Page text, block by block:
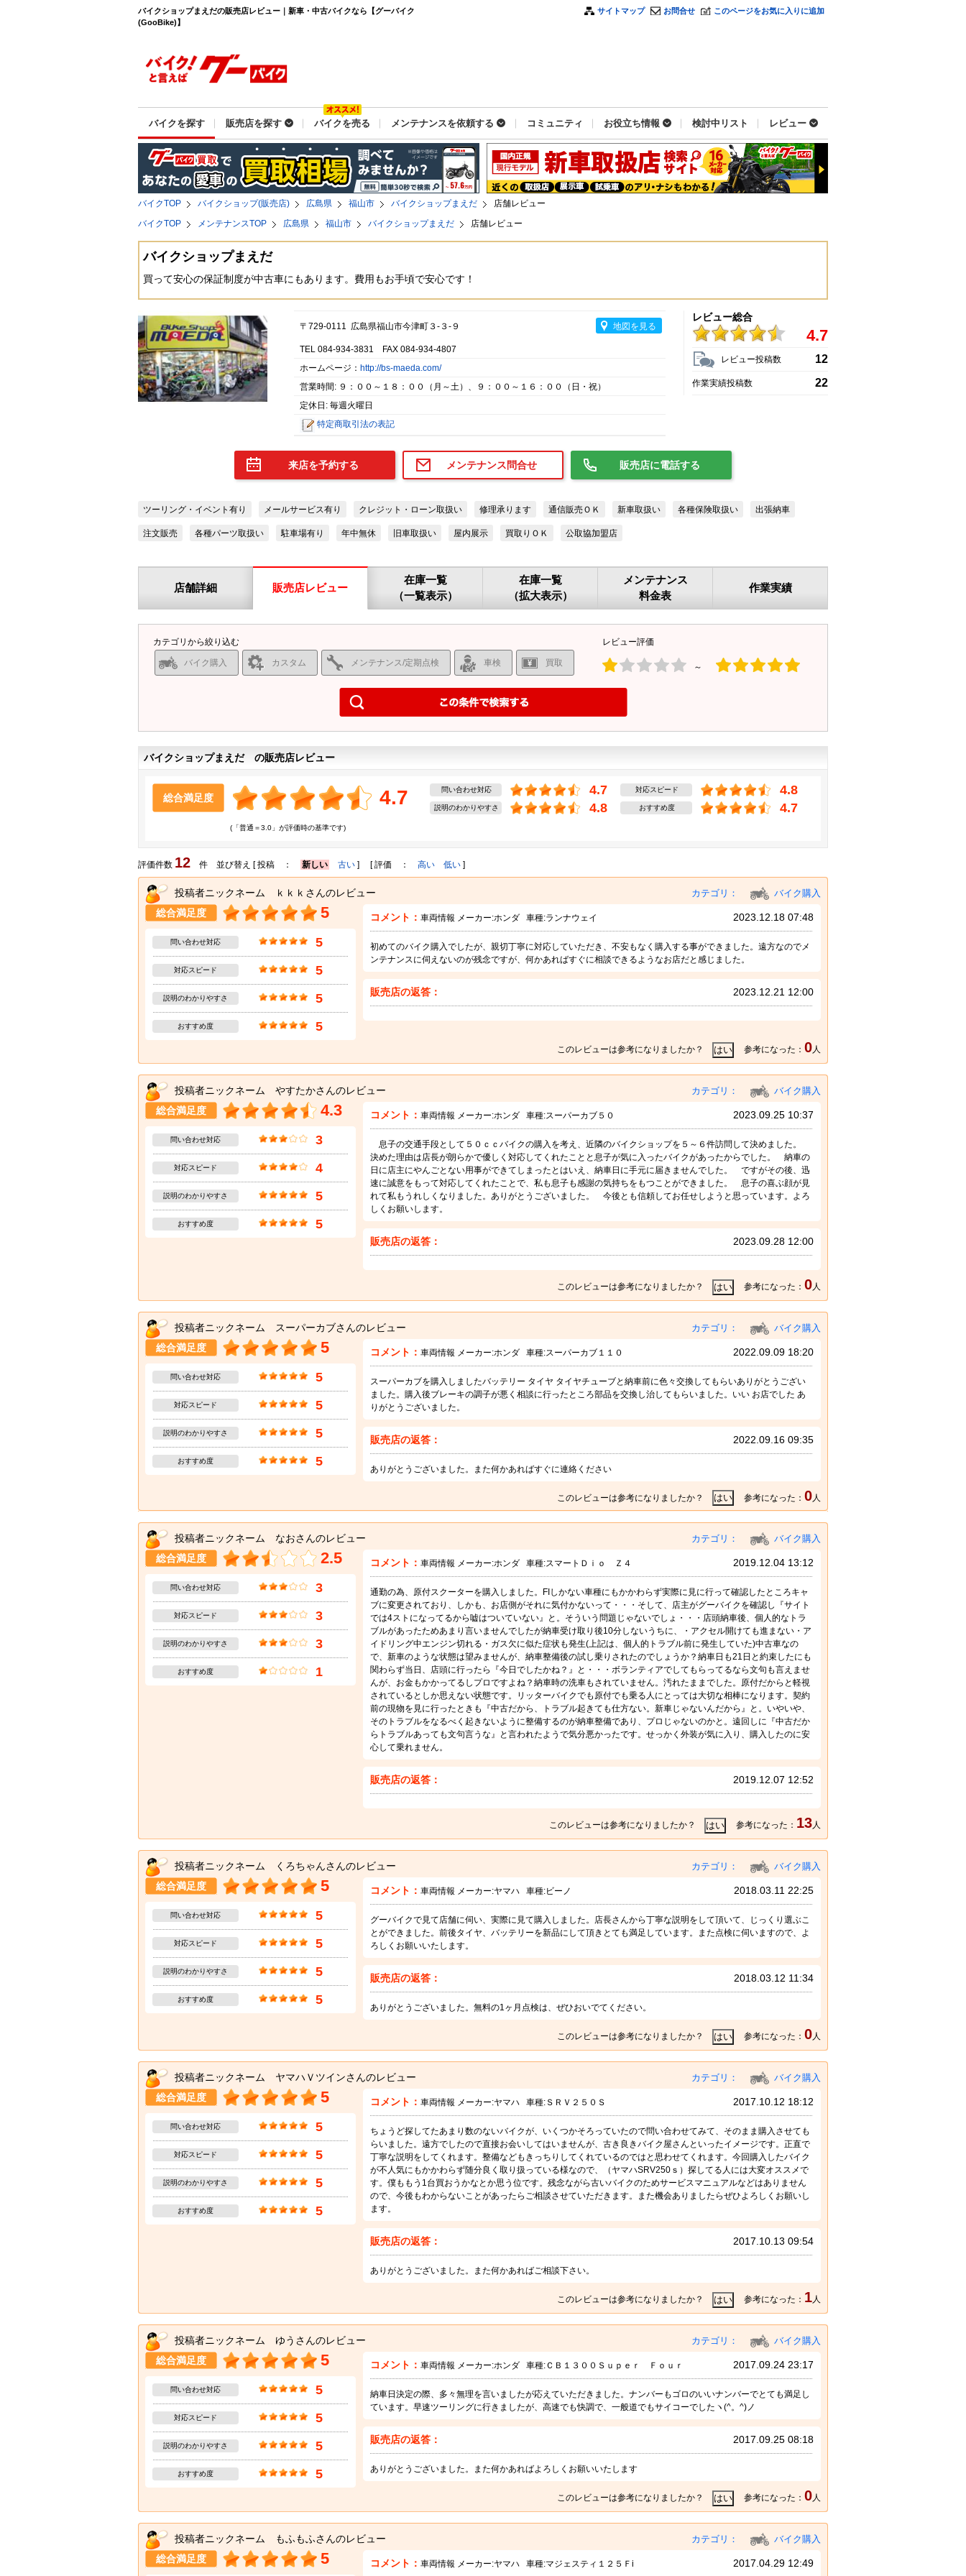
バイクショップまえだの販売店レビュー｜新車・中古バイクなら【グーバイク
(GooBike)】
サイトマップ お問合せ このページをお気に入りに追加
バイクを探す 販売店を探す バイクを売る メンテナンスを依頼する コミュニティ お役立ち情報 検討中リスト レビュー
バイクTOP バイクショップ(販売店) 広島県 福山市 バイクショップまえだ
店舗レビュー
バイクTOP
メンテナンスTOP 広島県 福山市 バイクショップまえだ 店舗レビュー
バイクショップまえだ
買って安心の保証制度が中古車にもあります。費用もお手頃で安心です！
〒729-0111 広島県福山市今津町３-３-９ 地図を見る
TEL 084-934-3831 FAX 084-934-4807
ホームページ： http://bs-maeda.com/
営業時間: ９：００～１８：００（月～土）、９：００～１６：００（日・祝）
定休日: 毎週火曜日
特定商取引法の表記
レビュー総合
4.7
レビュー投稿数 12
作業実績投稿数 22
来店を予約する メンテナンス問合せ 販売店に電話する
ツーリング・イベント有り メールサービス有り クレジット・ローン取扱い 修理承ります 通信販売ＯＫ 新車取扱い 各種保険取扱い 出張納車
注文販売 各種パーツ取扱い 駐車場有り 年中無休 旧車取扱い 屋内展示 買取りＯＫ 公取協加盟店
店舗詳細 販売店レビュー
在庫一覧
（一覧表示）
在庫一覧
（拡大表示）
メンテナンス
料金表
作業実績
カテゴリから絞り込む
バイク購入 カスタム メンテナンス/定期点検 車検 買取
レビュー評価
～
バイクショップまえだ の販売店レビュー
総合満足度 4.7
(「普通＝3.0」が評価時の基準です)
問い合わせ対応 4.7 対応スピード 4.8
説明のわかりやすさ 4.8 おすすめ度 4.7
評価件数 12 件 並び替え [ 投稿 ： 新しい 古い ] [ 評価 ： 高い 低い ]
投稿者ニックネーム ｋｋｋさんのレビュー カテゴリ： バイク購入
総合満足度 5
問い合わせ対応 5
対応スピード 5
説明のわかりやすさ 5
おすすめ度 5
コメント： 車両情報 メーカー:ホンダ 車種:ランナウェイ 2023.12.18 07:48
初めてのバイク購入でしたが、親切丁寧に対応していただき、不安もなく購入する事ができました。遠方なのでメ
ンテナンスに伺えないのが残念ですが、何かあればすぐに相談できるようなお店だと感じました。
販売店の返答： 2023.12.21 12:00
このレビューは参考になりましたか？ 参考になった： 0人
投稿者ニックネーム やすたかさんのレビュー カテゴリ： バイク購入
総合満足度 4.3
問い合わせ対応 3
対応スピード 4
説明のわかりやすさ 5
おすすめ度 5
コメント： 車両情報 メーカー:ホンダ 車種:スーパーカブ５０ 2023.09.25 10:37
息子の交通手段として５０ｃｃバイクの購入を考え、近隣のバイクショップを５～６件訪問して決めました。
決めた理由は店長が朗らかで優しく対応してくれたことと息子が気に入ったバイクがあったからでした。 納車の
日に店主にやんごとない用事ができてしまったとはいえ、納車日に手元に届きませんでした。 ですがその後、迅
速に誠意をもって対応してくれたことで、私も息子も感謝の気持ちをもつことができました。 息子の喜ぶ顔が見
れて私もうれしくなりました。ありがとうございました。 今後とも信頼してお任せしようと思っています。よろ
しくお願いします。
販売店の返答： 2023.09.28 12:00
このレビューは参考になりましたか？ 参考になった： 0人
投稿者ニックネーム スーパーカブさんのレビュー カテゴリ： バイク購入
総合満足度 5
問い合わせ対応 5
対応スピード 5
説明のわかりやすさ 5
おすすめ度 5
コメント： 車両情報 メーカー:ホンダ 車種:スーパーカブ１１０ 2022.09.09 18:20
スーパーカブを購入しましたバッテリー タイヤ タイヤチューブと納車前に色々交換してもらいありがとうござい
ました。購入後ブレーキの調子が悪く相談に行ったところ部品を交換し治してもらいました。いい お店でした あ
りがとうございました。
販売店の返答： 2022.09.16 09:35
ありがとうございました。また何かあればすぐに連絡ください
このレビューは参考になりましたか？ 参考になった： 0 人
投稿者ニックネーム なおさんのレビュー カテゴリ： バイク購入
総合満足度 2.5
問い合わせ対応 3
対応スピード 3
説明のわかりやすさ 3
おすすめ度 1
コメント： 車両情報 メーカー:ホンダ 車種:スマートＤｉｏ Ｚ４ 2019.12.04 13:12
通勤の為、原付スクーターを購入しました。FIしかない車種にもかかわらず実際に見に行って確認したところキャ
ブに変更されており、しかも、お店側がそれに気付かないって・・・そして、店主がグーバイクを確認し『サイト
では4ストになってるから嘘はついていない』と。そういう問題じゃないでしょ・・・店頭納車後、個人的なトラ
ブルがあったためあまり言いませんでしたが納車受け取り後10分しないうちに、・アクセル開けても進まない・ア
イドリング中エンジン切れる・ガス欠に似た症状も発生(上記は、個人的トラブル前に発生していた)中古車なの
で、新車のような状態は望みませんが、納車整備後の試し乗りされたのでしょうか？納車日も21日と約束したにも
関わらず当日、店頭に行ったら『今日でしたかね？』と・・・ボランティアでしてもらってるなら文句も言えませ
んが、お金もかかってるしプロですよね？納車時の洗車もされていません。汚れたままでした。原付だからと軽視
されているとしか思えない状態です。リッターバイクでも原付でも乗る人にとっては大切な相棒になります。契約
前の現物を見に行ったときも『中古だから、トラブル起きても仕方ない。新車じゃないんだから』と。いやいや、
そのトラブルをなるべく起きないように整備するのが納車整備であり、プロじゃないのかと。遠回しに『中古だか
らトラブルあっても文句言うな』と言われたようで気分悪かったです。せっかく外装が気に入り、購入したのに安
心して乗れません。
販売店の返答： 2019.12.07 12:52
このレビューは参考になりましたか？ 参考になった： 13人
投稿者ニックネーム くろちゃんさんのレビュー カテゴリ： バイク購入
総合満足度 5
問い合わせ対応 5
対応スピード 5
説明のわかりやすさ 5
おすすめ度 5
コメント： 車両情報 メーカー:ヤマハ 車種:ビーノ 2018.03.11 22:25
グーバイクで見て店舗に伺い、実際に見て購入しました。店長さんから丁寧な説明をして頂いて、じっくり選ぶこ
とができました。前後タイヤ、バッテリーを新品にして頂きとても満足しています。また点検に伺いますので、よ
ろしくお願いいたします。
販売店の返答： 2018.03.12 11:34
ありがとうございました。無料の1ヶ月点検は、ぜひおいでてください。
このレビューは参考になりましたか？ 参考になった： 0人
投稿者ニックネーム ヤマハＶツインさんのレビュー カテゴリ： バイク購入
総合満足度 5
問い合わせ対応 5
対応スピード 5
説明のわかりやすさ 5
おすすめ度 5
コメント： 車両情報 メーカー:ヤマハ 車種: ＳＲＶ２５０Ｓ 2017.10.12 18:12
ちょうど探してたあまり数のないバイクが、いくつかそろっていたので問い合わせてみて、そのまま購入させても
らいました。遠方でしたので直接お会いしてはいませんが、古き良きバイク屋さんといったイメージです。正直で
丁寧な説明をしてくれます。整備などもきっちりしてくれているのではと思わせてくれます。今回購入したバイク
が不人気にもかかわらず随分良く取り扱っている様なので、（ヤマハSRV250ｓ）探してる人には大変オススメで
す。僕ももう1台買おうかなとか思う位です。残念ながら古いバイクのためサービスマニュアルなどはありません
ので、今後もわからないことがあったらご相談させていただきます。また機会ありましたらぜひよろしくお願いし
ます。
販売店の返答： 2017.10.13 09:54
ありがとうございました。また何かあればご相談下さい。
このレビューは参考になりましたか？ 参考になった： 1人
投稿者ニックネーム ゆうさんのレビュー カテゴリ： バイク購入
総合満足度 5
問い合わせ対応 5
対応スピード 5
説明のわかりやすさ 5
おすすめ度 5
コメント： 車両情報 メーカー:ホンダ 車種:ＣＢ１３００Ｓｕｐｅｒ Ｆｏｕｒ 2017.09.24 23:17
納車日決定の際、多々無理を言いましたが応えていただきました。ナンバーもゴロのいいナンバーでとても満足し
ています。早速ツーリングに行きましたが、高速でも快調で、一般道でもサイコーでしたヽ(^。^)ノ
販売店の返答： 2017.09.25 08:18
ありがとうございました。また何かあればよろしくお願いいたします
このレビューは参考になりましたか？ 参考になった： 0人
投稿者ニックネーム もふもふさんのレビュー カテゴリ： バイク購入
総合満足度 5 コメント： 車両情報 メーカー:ヤマハ 車種:マジェスティ１２５Ｆi 2017.04.29 12:49